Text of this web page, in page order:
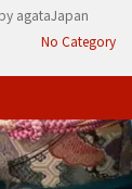
agataJapan
No Category